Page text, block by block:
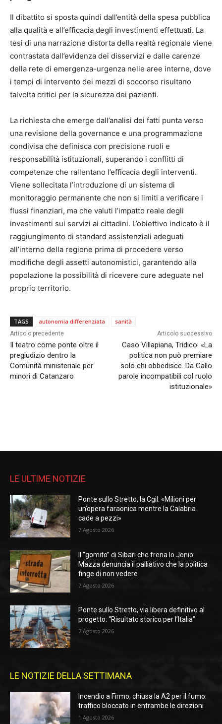
Il dibattito si sposta quindi dall’entità della spesa pubblica
alla qualità e all’efficacia degli investimenti effettuati. La
tesi di una narrazione distorta della realtà regionale viene
contrastata dall’evidenza dei disservizi e dalle carenze
della rete di emergenza-urgenza nelle aree interne, dove
i tempi di intervento dei mezzi di soccorso risultano
talvolta critici per la sicurezza dei pazienti.
La richiesta che emerge dall’analisi dei fatti punta verso
una revisione della governance e una programmazione
condivisa che definisca con precisione ruoli e
responsabilità istituzionali, superando i conflitti di
competenze che rallentano l’efficacia degli interventi.
Viene sollecitata l’introduzione di un sistema di
monitoraggio permanente che non si limiti a verificare i
flussi finanziari, ma che valuti l’impatto reale degli
investimenti sui servizi ai cittadini. L’obiettivo indicato è il
raggiungimento di standard assistenziali adeguati
all’interno della regione prima di procedere verso
modifiche degli assetti autonomistici, garantendo alla
popolazione la possibilità di ricevere cure adeguate nel
proprio territorio.
TAGS autonomia differenziata sanità
Articolo precedente
Il teatro come ponte oltre il
pregiudizio dentro la
Comunità ministeriale per
minori di Catanzaro
Articolo successivo
Caso Villapiana, Tridico: «La
politica non può premiare
solo chi obbedisce. Da Gallo
parole incompatibili col ruolo
istituzionale»
LE ULTIME NOTIZIE
Ponte sullo Stretto, la Cgil: «Milioni per
un’opera faraonica mentre la Calabria
cade a pezzi»
7 Agosto 2026
Il “gomito” di Sibari che frena lo Jonio:
Mazza denuncia il palliativo che la politica
finge di non vedere
7 Agosto 2026
Ponte sullo Stretto, via libera definitivo al
progetto: “Risultato storico per l’Italia”
7 Agosto 2026
LE NOTIZIE DELLA SETTIMANA
Incendio a Firmo, chiusa la A2 per il fumo:
traffico bloccato in entrambe le direzioni
1 Agosto 2026